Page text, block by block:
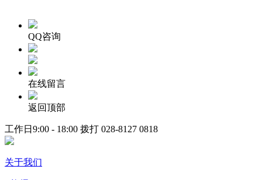
QQ咨询
在线留言
返回顶部
工作日9:00 - 18:00 拨打 028-8127 0818
关于我们